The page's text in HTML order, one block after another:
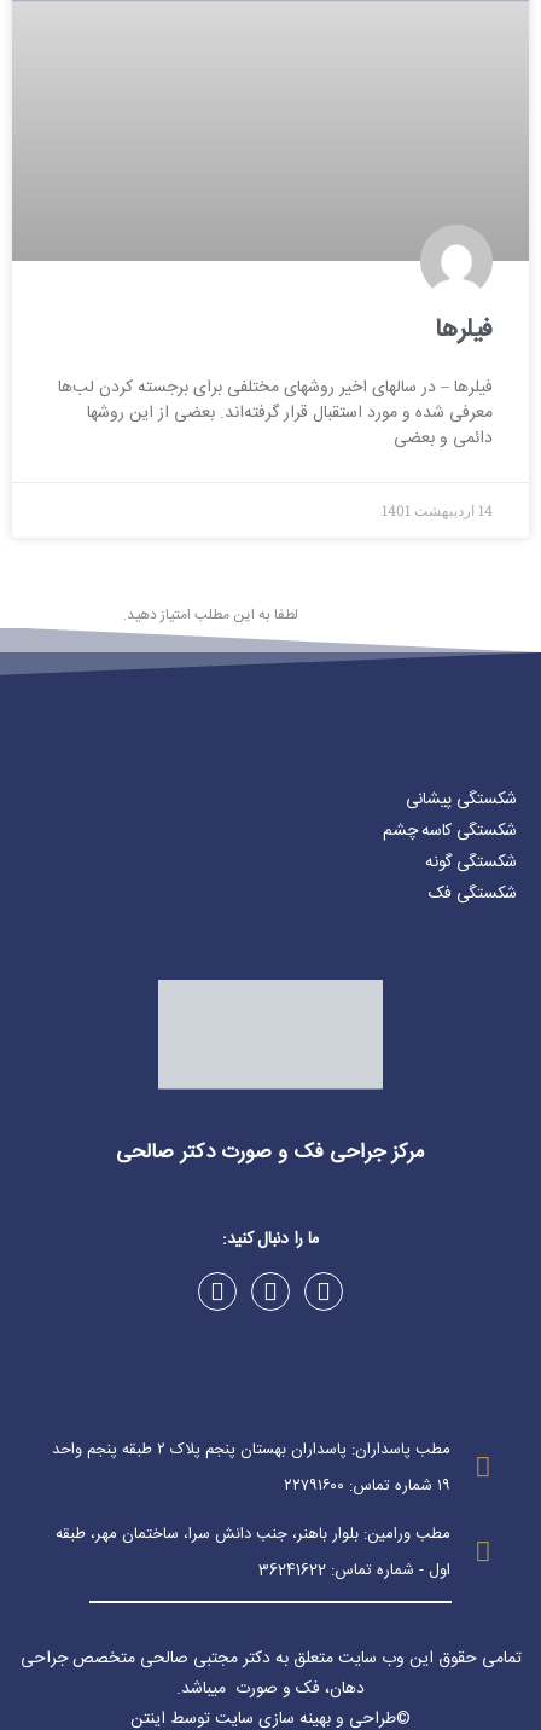
فیلرها
فیلرها – در سالهای اخیر روشهای مختلفی برای برجسته کردن لب‌ها
معرفی شده و مورد استقبال قرار گرفته‌اند. بعضی از این روشها
دائمی و بعضی
14 اردیبهشت 1401
لطفا به این مطلب امتیاز دهید.
شکستگی پیشانی
شکستگی کاسه چشم
شکستگی گونه
شکستگی فک
مرکز جراحی فک و صورت دکتر صالحی
ما را دنبال کنید:
مطب پاسداران: پاسداران بهستان پنجم پلاک ۲ طبقه پنجم واحد
۱۹ شماره تماس: ۲۲۷۹۱۶۰۰
مطب ورامین: بلوار باهنر، جنب دانش سرا، ساختمان مهر، طبقه
اول - شماره تماس: 36241622
تمامی حقوق این وب سایت متعلق به دکتر مجتبی صالحی متخصص جراحی
دهان، فک و صورت میباشد.